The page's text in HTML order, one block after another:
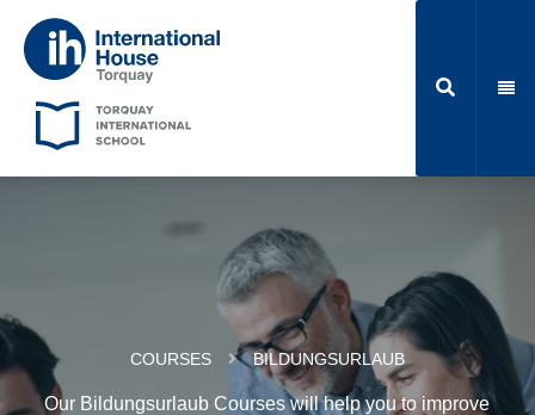
COURSES BILDUNGSURLAUB
Our Bildungsurlaub Courses will help you to improve